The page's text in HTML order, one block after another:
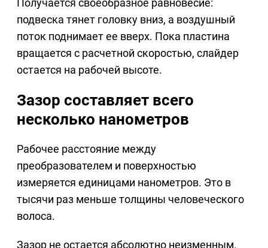
Получается своеобразное равновесие:
подвеска тянет головку вниз, а воздушный
поток поднимает ее вверх. Пока пластина
вращается с расчетной скоростью, слайдер
остается на рабочей высоте.
Зазор составляет всего
несколько нанометров
Рабочее расстояние между
преобразователем и поверхностью
измеряется единицами нанометров. Это в
тысячи раз меньше толщины человеческого
волоса.
Зазор не остается абсолютно неизменным.